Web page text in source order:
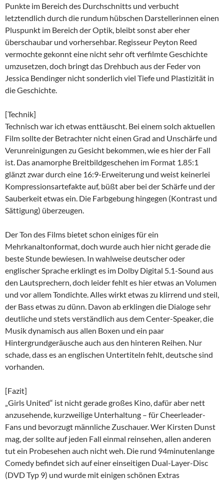
Punkte im Bereich des Durchschnitts und verbucht
letztendlich durch die rundum hübschen Darstellerinnen einen
Pluspunkt im Bereich der Optik, bleibt sonst aber eher
überschaubar und vorhersehbar. Regisseur Peyton Reed
vermochte gekonnt eine nicht sehr oft verfilmte Geschichte
umzusetzen, doch bringt das Drehbuch aus der Feder von
Jessica Bendinger nicht sonderlich viel Tiefe und Plastizität in
die Geschichte.
[Technik]
Technisch war ich etwas enttäuscht. Bei einem solch aktuellen
Film sollte der Betrachter nicht einen Grad and Unschärfe und
Verunreinigungen zu Gesicht bekommen, wie es hier der Fall
ist. Das anamorphe Breitbildgeschehen im Format 1.85:1
glänzt zwar durch eine 16:9-Erweiterung und weist keinerlei
Kompressionsartefakte auf, büßt aber bei der Schärfe und der
Sauberkeit etwas ein. Die Farbgebung hingegen (Kontrast und
Sättigung) überzeugen.
Der Ton des Films bietet schon einiges für ein
Mehrkanaltonformat, doch wurde auch hier nicht gerade die
beste Stunde bewiesen. In wahlweise deutscher oder
englischer Sprache erklingt es im Dolby Digital 5.1-Sound aus
den Lautsprechern, doch leider fehlt es hier etwas an Volumen
und vor allem Tondichte. Alles wirkt etwas zu klirrend und steil,
der Bass etwas zu dünn. Davon ab erklingen die Dialoge sehr
deutliche und stets verständlich aus dem Center-Speaker, die
Musik dynamisch aus allen Boxen und ein paar
Hintergrundgeräusche auch aus den hinteren Reihen. Nur
schade, dass es an englischen Untertiteln fehlt, deutsche sind
vorhanden.
[Fazit]
„Girls United“ ist nicht gerade großes Kino, dafür aber nett
anzusehende, kurzweilige Unterhaltung – für Cheerleader-
Fans und bevorzugt männliche Zuschauer. Wer Kirsten Dunst
mag, der sollte auf jeden Fall einmal reinsehen, allen anderen
tut ein Probesehen auch nicht weh. Die rund 94minutenlange
Comedy befindet sich auf einer einseitigen Dual-Layer-Disc
(DVD Typ 9) und wurde mit einigen schönen Extras